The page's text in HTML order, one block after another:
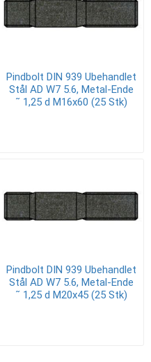
Pindbolt DIN 939 Ubehandlet
Stål AD W7 5.6, Metal-Ende
˜ 1,25 d M16x60 (25 Stk)
Pindbolt DIN 939 Ubehandlet
Stål AD W7 5.6, Metal-Ende
˜ 1,25 d M20x45 (25 Stk)